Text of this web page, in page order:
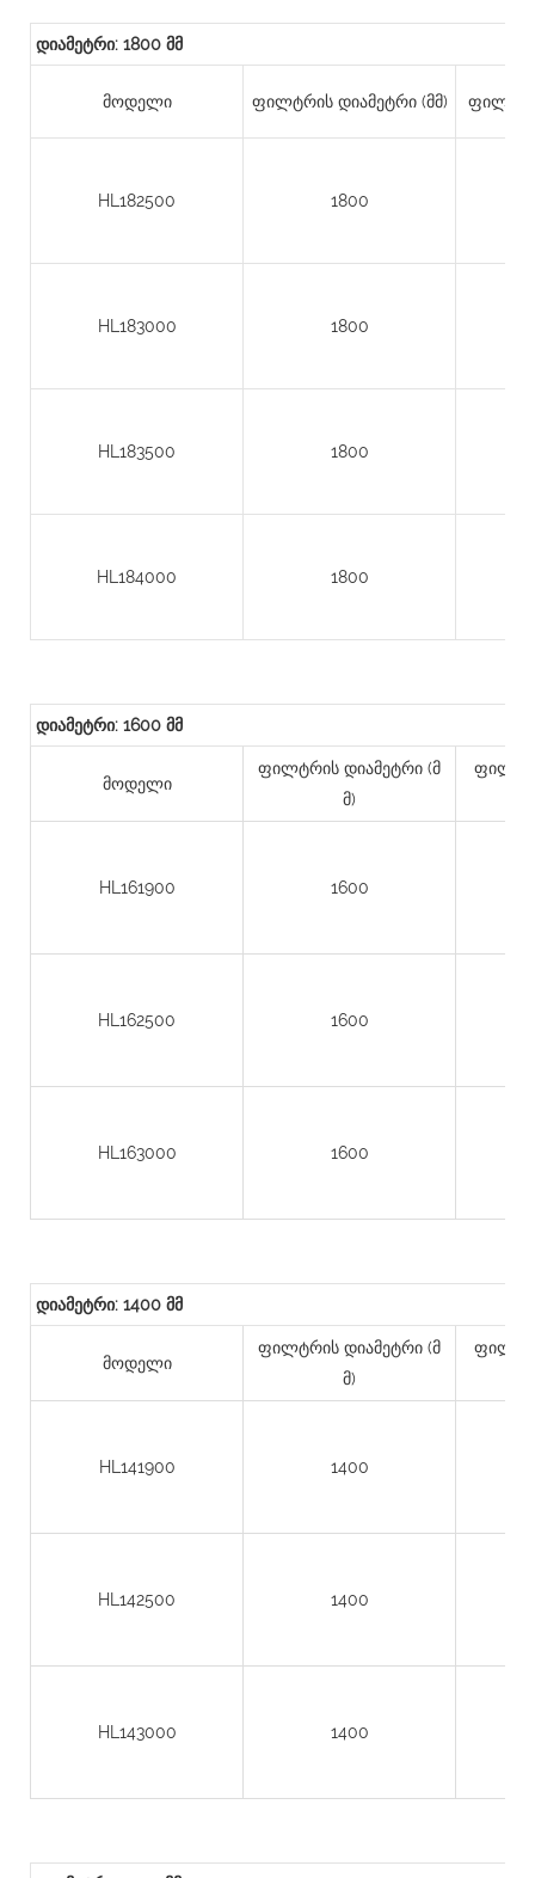
დიამეტრი: 1800 მმ
მოდელი ფილტრის დიამეტრი (მმ)
HL182500 1800
HL183000 1800
HL183500 1800
HL184000 1800
დიამეტრი: 1600 მმ
მოდელი
ფილტრის დიამეტრი (მ
მ)
HL161900 1600
HL162500 1600
HL163000 1600
დიამეტრი: 1400 მმ
მოდელი
ფილტრის დიამეტრი (მ
მ)
HL141900 1400
HL142500 1400
HL143000 1400